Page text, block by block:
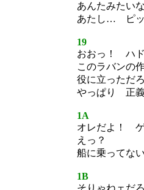
あんたみたい
あたし… ピッ
19
おおっ！ ハ
このラバンの
役に立っただ
やっぱり 正
1A
オレだよ！
えっ？
船に乗ってな
1B
そりゃねェだ